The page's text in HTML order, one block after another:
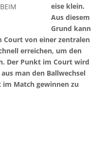
eise klein.
Aus diesem
Grund kann
Court von einer zentralen
erreichen, um den
Der Punkt im Court wird
man den Ballwechsel
Match gewinnen zu